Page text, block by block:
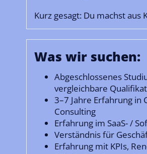
Kurz gesagt: Du machst
Was wir suchen:
Abgeschlossenes
vergleichbare
3–7 Jahre Erfahrung in
Consulting
Erfahrung im SaaS- /
Verständnis für
Erfahrung mit KPIs,